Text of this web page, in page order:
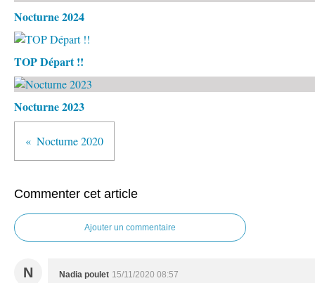
Nocturne 2024
TOP Départ !!
Nocturne 2023
Nocturne 2020
Commenter cet article
Ajouter un commentaire
N Nadia poulet 15/11/2020 08:57